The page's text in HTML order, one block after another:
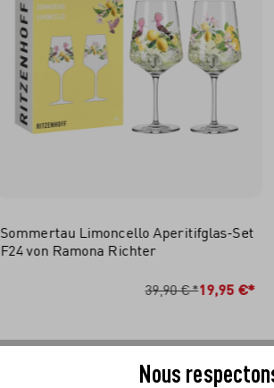
Sommertau Limoncello Aperitifglas-Set
F24 von Ramona Richter
39,90 €*19,95 €*
Nous